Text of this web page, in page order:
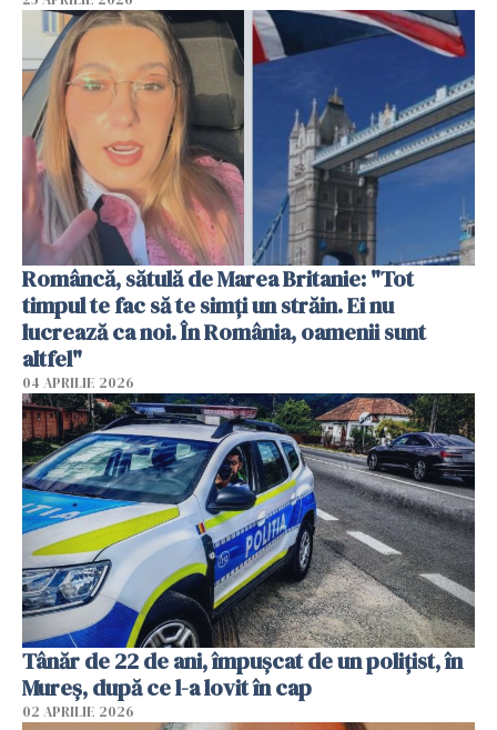
Româncă, sătulă de Marea Britanie: "Tot
timpul te fac să te simți un străin. Ei nu
lucrează ca noi. În România, oamenii sunt
altfel"
04 APRILIE 2026
Tânăr de 22 de ani, împușcat de un polițist, în
Mureș, după ce l-a lovit în cap
02 APRILIE 2026